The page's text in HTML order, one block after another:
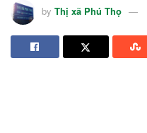
by Thị xã Phú Thọ